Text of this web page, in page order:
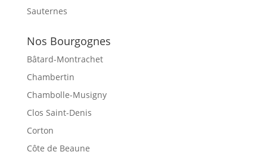
Sauternes
Nos Bourgognes
Bâtard-Montrachet
Chambertin
Chambolle-Musigny
Clos Saint-Denis
Corton
Côte de Beaune